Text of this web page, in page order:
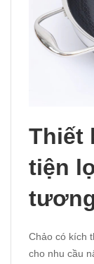
Thiết
tiện
Chảo có kích
cho nhu cầu